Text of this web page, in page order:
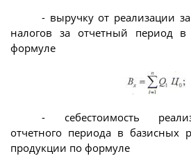
- выручку от реализации
налогов за отчетный период
формуле
- себестоимость
отчетного периода в базисных
продукции по формуле